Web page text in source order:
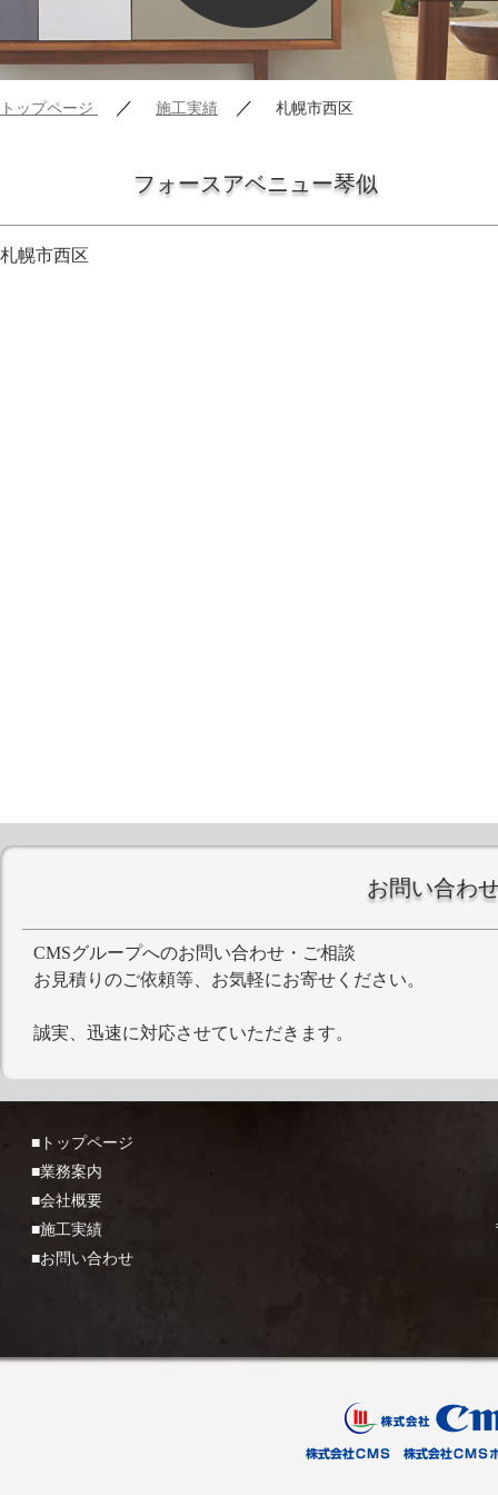
トップページ ／ 施工実績 ／ 札幌市西区
フォースアベニュー琴似
札幌市西区
お問い合わ
CMSグループへのお問い合わせ・ご相談
お見積りのご依頼等、お気軽にお寄せください。
誠実、迅速に対応させていただきます。
■トップページ
■業務案内
■会社概要
■施工実績
■お問い合わせ